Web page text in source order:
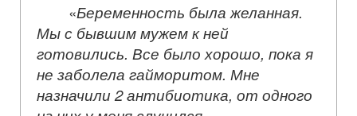
«Беременность была желанная.
Мы с бывшим мужем к ней
готовились. Все было хорошо, пока я
не заболела гайморитом. Мне
назначили 2 антибиотика, от одного